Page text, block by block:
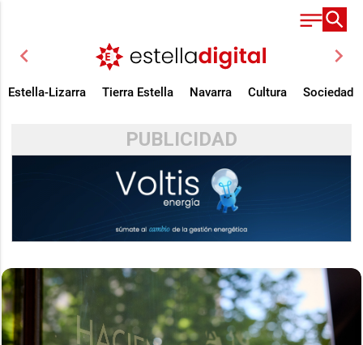
chevron_left chevron_right
Estella-Lizarra Tierra Estella Navarra Cultura Sociedad
PUBLICIDAD